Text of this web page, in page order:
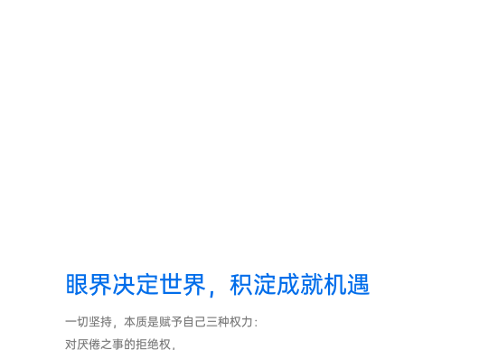
眼界决定世界，积淀成就机遇
一切坚持，本质是赋予自己三种权力：
对厌倦之事的拒绝权，